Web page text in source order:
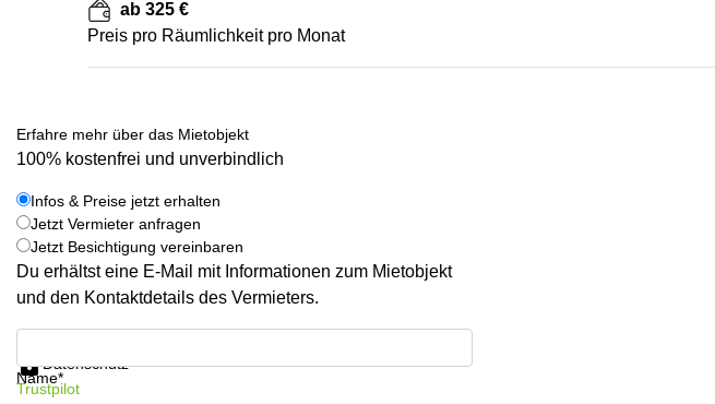
ab 325 €
Preis pro Räumlichkeit pro Monat
Erfahre mehr über das Mietobjekt
100% kostenfrei und unverbindlich
Infos & Preise jetzt erhalten
Jetzt Vermieter anfragen
Jetzt Besichtigung vereinbaren
Du erhältst eine E-Mail mit Informationen zum Mietobjekt
und den Kontaktdetails des Vermieters.
Name*
Datenschutz
Trustpilot